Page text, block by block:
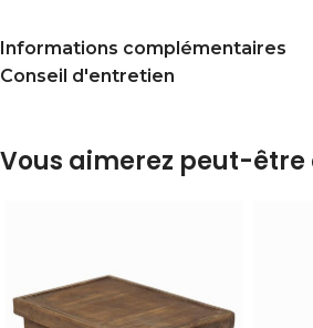
Informations complémentaires
Conseil d'entretien
Vous aimerez peut-être